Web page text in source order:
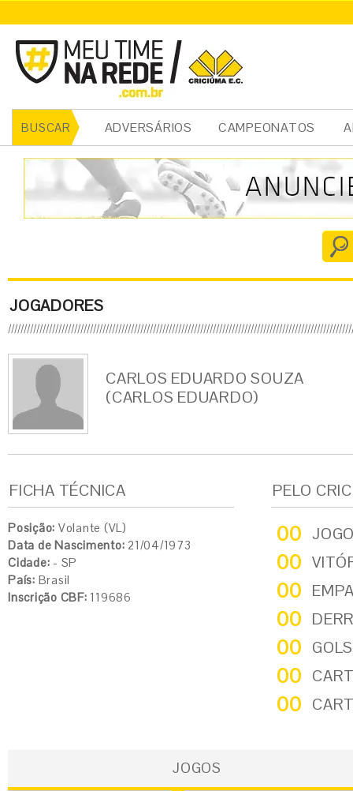
BUSCAR ADVERSÁRIOS CAMPEONATOS
JOGADORES
CARLOS EDUARDO SOUZA
(CARLOS EDUARDO)
FICHA TÉCNICA
Posição: Volante (VL)
Data de Nascimento: 21/04/1973
Cidade: - SP
País: Brasil
Inscrição CBF: 119686
PELO
00
00
00
00
00
00
00
JOGOS